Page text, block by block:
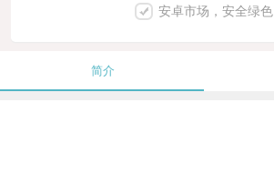
安卓市场，安全绿色
简介